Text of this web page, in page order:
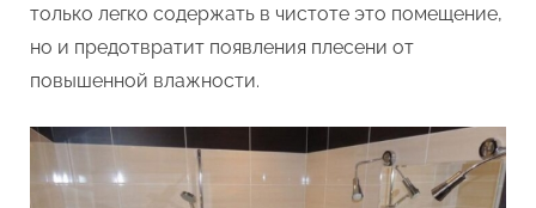
только легко содержать в чистоте это помещение,
но и предотвратит появления плесени от
повышенной влажности.